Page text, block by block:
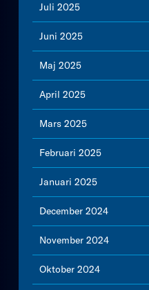
Juli 2025
Juni 2025
Maj 2025
April 2025
Mars 2025
Februari 2025
Januari 2025
December 2024
November 2024
Oktober 2024